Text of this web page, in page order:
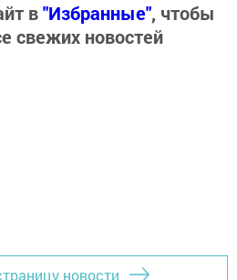
в"Избранные", чтобы
свежих новостей
новости